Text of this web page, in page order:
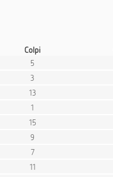
Colpi
5
3
13
1
15
9
7
11